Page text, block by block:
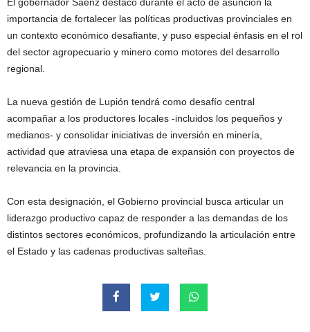
importancia de fortalecer las políticas productivas provinciales en
un contexto económico desafiante, y puso especial énfasis en el rol
del sector agropecuario y minero como motores del desarrollo
regional.
La nueva gestión de Lupión tendrá como desafío central
acompañar a los productores locales -incluidos los pequeños y
medianos- y consolidar iniciativas de inversión en minería,
actividad que atraviesa una etapa de expansión con proyectos de
relevancia en la provincia.
Con esta designación, el Gobierno provincial busca articular un
liderazgo productivo capaz de responder a las demandas de los
distintos sectores económicos, profundizando la articulación entre
el Estado y las cadenas productivas salteñas.